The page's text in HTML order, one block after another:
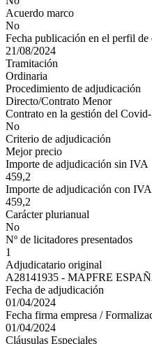
Acuerdo marco
No
Fecha publicación en el perfil de
21/08/2024
Tramitación
Ordinaria
Procedimiento de adjudicación
Directo/Contrato Menor
Contrato en la gestión del
No
Criterio de adjudicación
Mejor precio
Importe de adjudicación sin IVA
459,2
Importe de adjudicación con IVA
459,2
Carácter plurianual
No
Nº de licitadores presentados
1
Adjudicatario original
A28141935 - MAPFRE
Fecha de adjudicación
01/04/2024
Fecha firma empresa /
01/04/2024
Cláusulas Especiales